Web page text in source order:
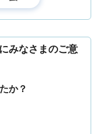
みなさまのご意
か？